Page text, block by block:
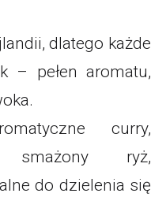
dlatego każde
– pełen aromatu,
curry,
smażony ryż,
do dzielenia się